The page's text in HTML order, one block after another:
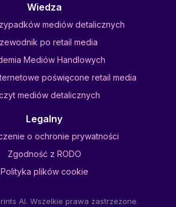
Wiedza
mediów detalicznych
po retail media
Mediów Handlowych
poświęcone retail media
mediów detalicznych
Legalny
o ochronie prywatności
Zgodność z RODO
Polityka plików cookie
AI. Wszelkie prawa zastrzezone.